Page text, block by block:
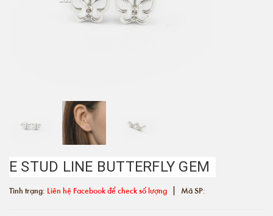
E STUD LINE BUTTERFLY GEM
Tình trạng: Liên hệ Facebook để check số lượng | Mã SP: